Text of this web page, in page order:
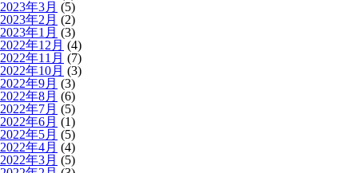
2023年3月 (5)
2023年2月 (2)
2023年1月 (3)
2022年12月 (4)
2022年11月 (7)
2022年10月 (3)
2022年9月 (3)
2022年8月 (6)
2022年7月 (5)
2022年6月 (1)
2022年5月 (5)
2022年4月 (4)
2022年3月 (5)